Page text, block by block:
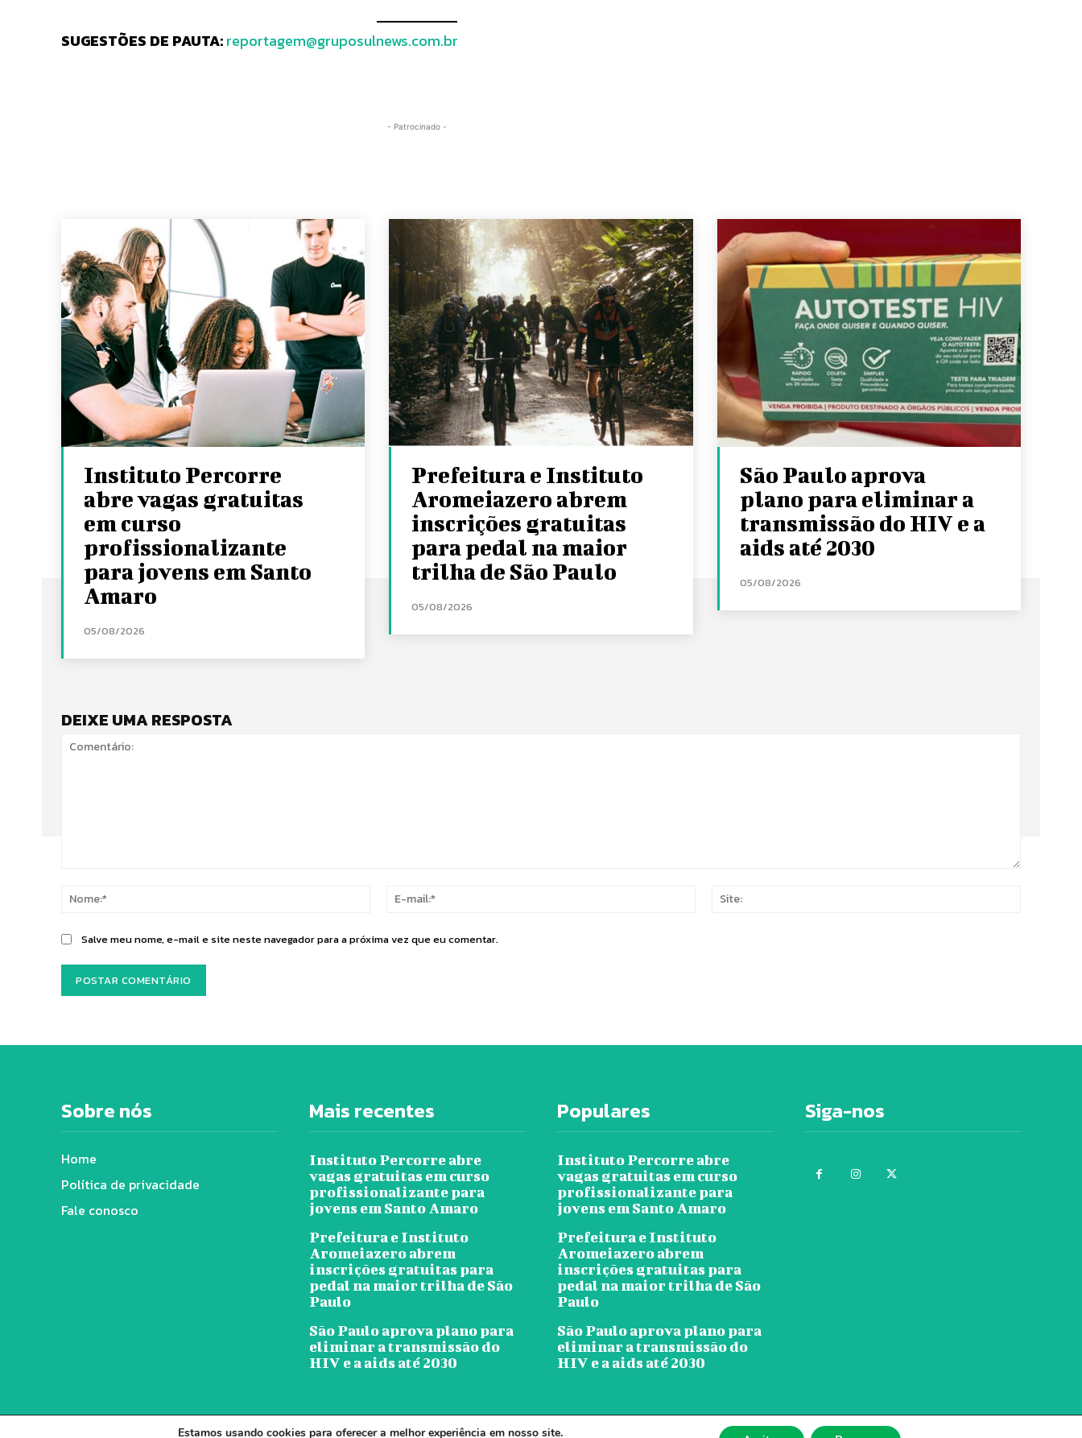
SUGESTÕES DE PAUTA:reportagem@gruposulnews.com.br
- Patrocinado -
Instituto Percorre
abre vagas gratuitas
em curso
profissionalizante
para jovens em Santo
Amaro
05/08/2026
Prefeitura e Instituto
Aromeiazero abrem
inscrições gratuitas
para pedal na maior
trilha de São Paulo
05/08/2026
São Paulo aprova
plano para eliminar a
transmissão do HIV e a
aids até 2030
05/08/2026
DEIXE UMA RESPOSTA
Nome:*
Salve meu nome, e-mail e site neste navegador para a próxima vez que eu comentar.
Sobre nós
Home
Política de privacidade
Fale conosco
Mais recentes
Instituto Percorre abre
vagas gratuitas em curso
profissionalizante para
jovens em Santo Amaro
Prefeitura e Instituto
Aromeiazero abrem
inscrições gratuitas para
pedal na maior trilha de São
Paulo
São Paulo aprova plano para
eliminar a transmissão do
HIV e a aids até 2030
Populares
Instituto Percorre abre
vagas gratuitas em curso
profissionalizante para
jovens em Santo Amaro
Prefeitura e Instituto
Aromeiazero abrem
inscrições gratuitas para
pedal na maior trilha de São
Paulo
São Paulo aprova plano para
eliminar a transmissão do
HIV e a aids até 2030
Siga-nos
Estamos usando cookies para oferecer a melhor experiência em nosso site.